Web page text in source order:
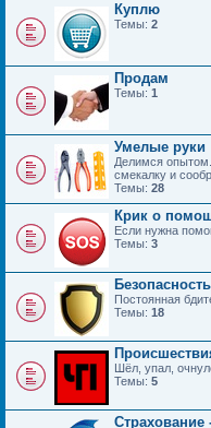
Куплю
Темы: 2
Продам
Темы: 1
Умелые руки
Делимся
смекалку и
Темы: 28
Крик о
Если нужна
Темы: 3
Постоянная
Темы: 18
Шёл, упал,
Темы: 5